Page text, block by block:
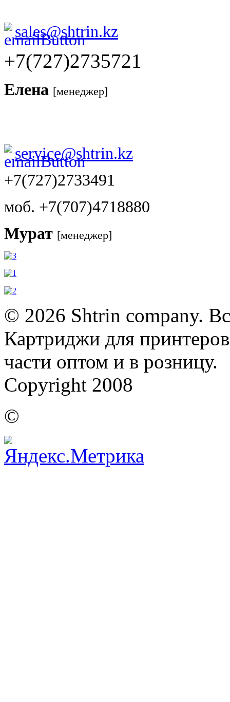
sales@shtrin.kz
+7(727)2735721
Елена [менеджер]
service@shtrin.kz
+7(727)2733491
моб. +7(707)4718880
Мурат [менеджер]
© 2026 Shtrin company.
Картриджи для
части оптом и в розницу.
Copyright 2008
©